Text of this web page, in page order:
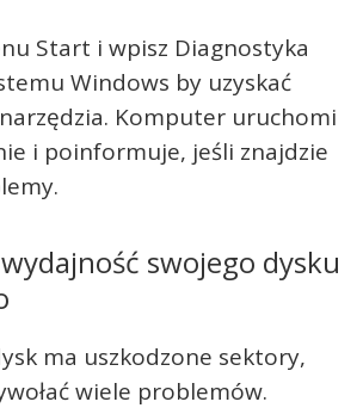
Start i wpisz Diagnostyka
Windows by uzyskać
Komputer uruchomi
i poinformuje, jeśli znajdzie
swojego dysku
ma uszkodzone sektory,
wiele problemów.